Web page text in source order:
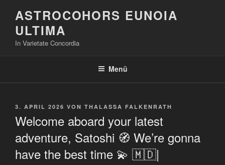
Inhalt
springen
ASTROCOHORS EUNOIA
ULTIMA
In Varietate Concordia
Menü
VERÖFFENTLICHT
3. APRIL 2026 VON THALASSA FALKENRATH
Welcome aboard your latest
adventure, Satoshi 🧭 We’re gonna
have the best time 💫 🇲🇩|